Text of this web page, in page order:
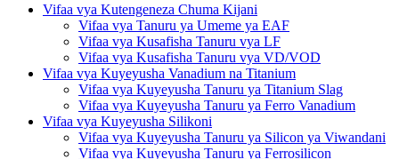
Vifaa vya Kutengeneza Chuma Kijani
Vifaa vya Tanuru ya Umeme ya EAF
Vifaa vya Kusafisha Tanuru vya LF
Vifaa vya Kusafisha Tanuru vya VD/VOD
Vifaa vya Kuyeyusha Vanadium na Titanium
Vifaa vya Kuyeyusha Tanuru ya Titanium Slag
Vifaa vya Kuyeyusha Tanuru ya Ferro Vanadium
Vifaa vya Kuyeyusha Silikoni
Vifaa vya Kuyeyusha Tanuru ya Silicon ya Viwandani
Vifaa vya Kuyeyusha Tanuru ya Ferrosilicon